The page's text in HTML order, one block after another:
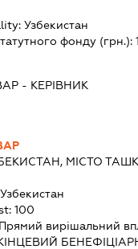
Узбекистан
фонду (грн.):
- КЕРІВНИК
МІСТО
Узбекистан
100
Прямий вирішальний